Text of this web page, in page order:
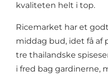
kvaliteten helt i top.
Ricemarket har et
middag bud, idet få af
tre thailandske
i fred bag gardinerne,